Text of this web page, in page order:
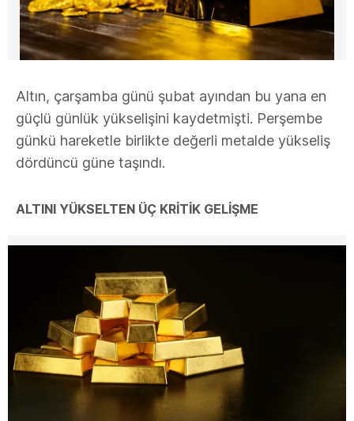
Altın, çarşamba günü şubat ayından bu yana en
güçlü günlük yükselişini kaydetmişti. Perşembe
günkü hareketle birlikte değerli metalde yükseliş
dördüncü güne taşındı.
ALTINI YÜKSELTEN ÜÇ KRİTİK GELİŞME